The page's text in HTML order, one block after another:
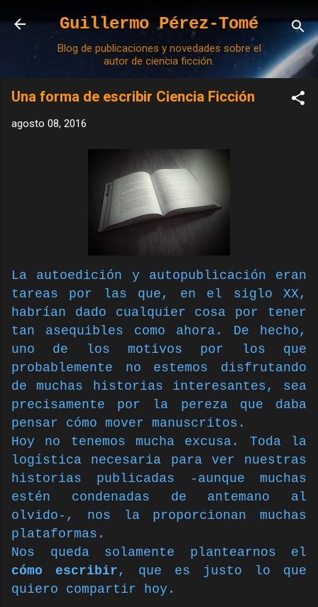
Ir al contenido principal
Guillermo Pérez-Tomé
Blog de publicaciones y novedades sobre el
autor de ciencia ficción.
Una forma de escribir Ciencia Ficción
agosto 08, 2016
La autoedición y autopublicación eran
tareas por las que, en el siglo XX,
habrían dado cualquier cosa por tener
tan asequibles como ahora. De hecho,
uno de los motivos por los que
probablemente no estemos disfrutando
de muchas historias interesantes, sea
precisamente por la pereza que daba
pensar cómo mover manuscritos.
Hoy no tenemos mucha excusa. Toda la
logística necesaria para ver nuestras
historias publicadas -aunque muchas
estén condenadas de antemano al
olvido-, nos la proporcionan muchas
plataformas.
Nos queda solamente plantearnos el
cómo escribir , que es justo lo que
quiero compartir hoy.